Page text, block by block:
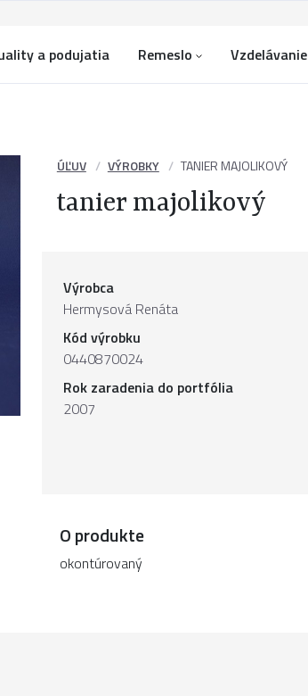
a podujatia Remeslo Vzdelávanie
ÚĽUV VÝROBKY TANIER MAJOLIKOVÝ
tanier majolikový
Výrobca
Hermysová Renáta
Kód výrobku
0440870024
Rok zaradenia do portfólia
2007
O produkte
okontúrovaný